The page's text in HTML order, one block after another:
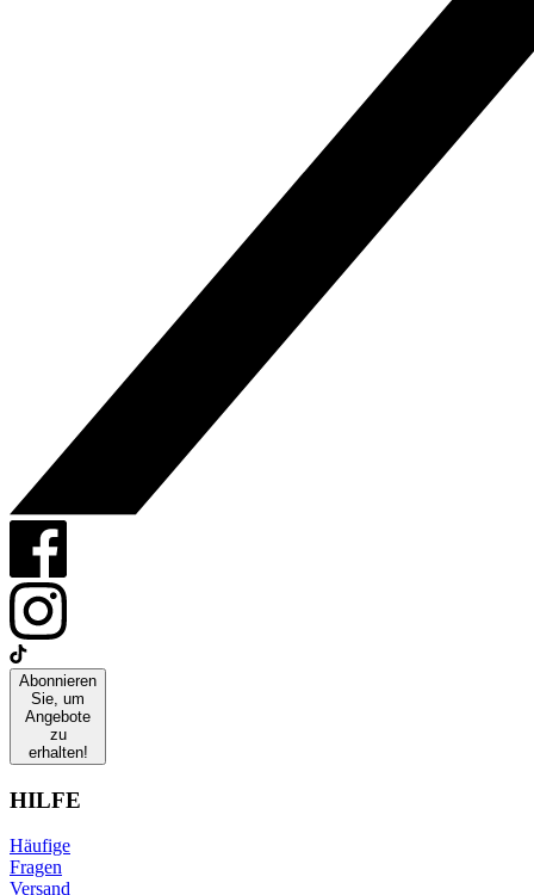
Abonnieren
Sie, um
Angebote
zu
erhalten!
HILFE
Häufige
Fragen
Versand